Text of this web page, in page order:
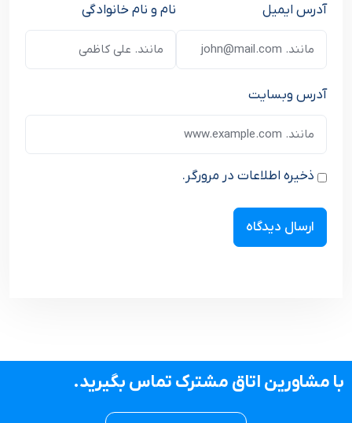
نام و نام خانوادگی آدرس ایمیل
آدرس وبسایت
ذخیره اطلاعات در مرورگر.
با مشاورین اتاق مشترک تماس بگیرید.